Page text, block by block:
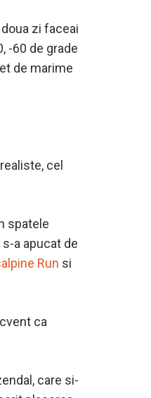
zi faceai
-60 de grade
de marime
cel
spatele
a apucat de
Run si
ca
, care si-